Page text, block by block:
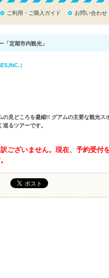
ご利用・ご購入ガイド お問い合わせ
「定期市内観光」
）
の見どころを凝縮!! グアムの主要な観光ス
巡るツアーです。
ございません。現在、予約受付